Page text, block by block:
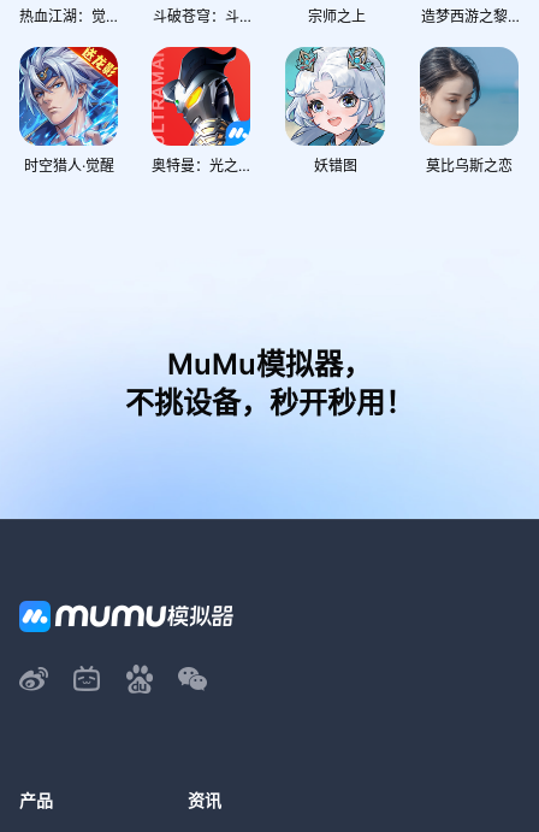
热血江湖：觉醒 斗破苍穹：斗帝之路 宗师之上 造梦西游之黎尤浩劫篇
时空猎人·觉醒 奥特曼：光之战士 妖错图 莫比乌斯之恋
MuMu模拟器，
不挑设备，秒开秒用！
产品 资讯